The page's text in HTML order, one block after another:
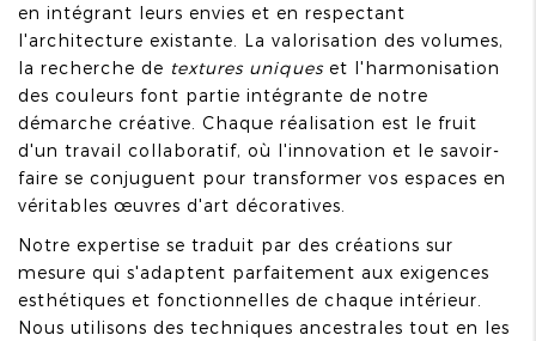
en intégrant leurs envies et en respectant
l'architecture existante. La valorisation des volumes,
la recherche de textures uniqueset l'harmonisation
des couleurs font partie intégrante de notre
démarche créative. Chaque réalisation est le fruit
d'un travail collaboratif, où l'innovation et le savoir-
faire se conjuguent pour transformer vos espaces en
véritables œuvres d'art décoratives.
Notre expertise se traduit par des créations sur
mesure qui s'adaptent parfaitement aux exigences
esthétiques et fonctionnelles de chaque intérieur.
Nous utilisons des techniques ancestrales tout en les